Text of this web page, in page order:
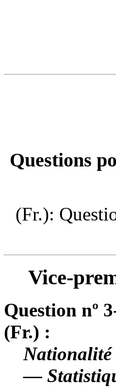
Questions
(Fr.):
Vice-
Question nº
(Fr.) :
—